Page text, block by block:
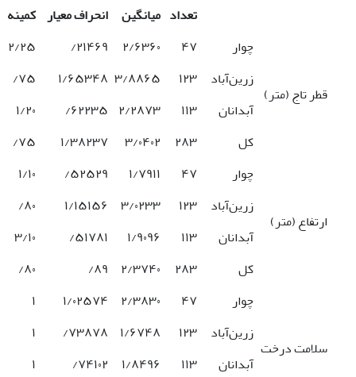
تعداد میانگین انحراف معیار کمینه
قطر تاج (متر)
چوار ۴۷‎ ‎۲/۶۳۶۰‎ ۲۱۴۶۹‎/
۲/۲۵
زرین‌آباد ‎۱۲۳‎ ‎۳/۸۸۶۵‎ ‎۱/۶۵۳۴۸‎
۷۵‎/
آبدانان
‎۱۱۳‎ ‎۲/۲۸۷۳‎ ۶۲۲۳۵‎/
‎۱/۲۰
کل
‎۲۸۳‎ ‎۳/۰۴۰۲‎ ‎۱/۳۸۲۳۷‎ ۷۵‎/
ارتفاع (متر)
چوار ‎۴۷‎ ‎۱/۷۹۱۱‎ ۵۲۵۲۹‎/
‎۱/۱۰‎
زرین‌آباد ‎۱۲۳‎ ‎۳/۰۲۳۳‎ ‎۱/۱۵۱۵۶‎
۸۰‎/
آبدانان
‎۱۱۳‎ ‎۱/۹۰۹۶‎ ۵۱۷۸۱‎/
‎۳/۱۰‎
کل
‎۲۸۳‎ ‎۲/۳۷۴۰‎ ۸۹‎/ ۸۰‎/
سلامت درخت
چوار ‎۴۷‎ ‎۲/۳۸۳۰‎ ‎۱/۰۲۵۷۴‎
‎۱‎
زرین‌آباد ‎۱۲۳‎ ‎۱/۶۷۴۸‎ ۷۳۸۷۸‎/
‎۱‎
آبدانان
‎۱۱۳‎ ‎۱/۸۴۹۶‎ ۷۴۱۰۲‎/
‎۱